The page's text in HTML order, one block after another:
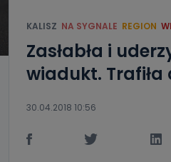
KALISZ NA SYGNALE REGION
Zasłabła i
wiadukt.
30.04.2018 10:56